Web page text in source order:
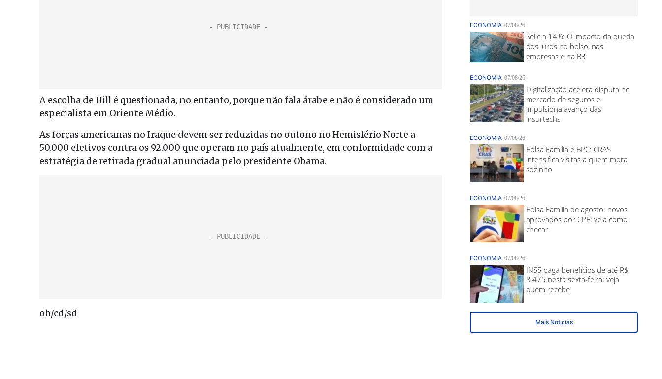
A escolha de Hill é questionada, no entanto, porque não fala árabe e não é considerado um
especialista em Oriente Médio.
As forças americanas no Iraque devem ser reduzidas no outono no Hemisfério Norte a
50.000 efetivos contra os 92.000 que operam no país atualmente, em conformidade com a
estratégia de retirada gradual anunciada pelo presidente Obama.
oh/cd/sd